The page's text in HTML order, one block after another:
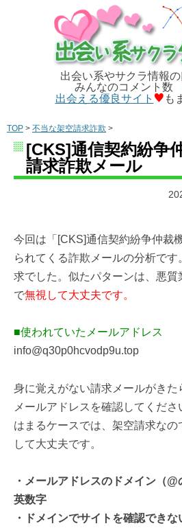
出会い系やサクラ情報
みんなのコメント数
出会える優良サイト
も
TOP > 不当な架空請求詐欺 >
[CKS]通信契約紛争
請求詐欺メール
今回は「[CKS]通信契約紛争仲裁
られてくる詐欺メールの分析で
求でした。似たパターンは、悪
で無視して大丈夫です。
■使われていたメールアドレス
info@q30p0hcvodp9u.top
身に覚えがない請求メールがき
メールアドレスを確認してくだ
はまるケースでは、架空請求な
して大丈夫です。
・メールアドレスのドメイン（
英数字
・ドメインでサイトを確認できな